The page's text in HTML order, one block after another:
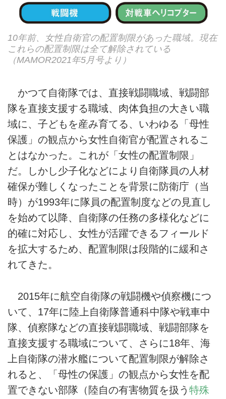
10年前、女性自衛官の配置制限があった職域。現在
これらの配置制限は全て解除されている
（MAMOR2021年5月号より）
かつて自衛隊では、直接戦闘職域、戦闘部
隊を直接支援する職域、肉体負担の大きい職
域に、子どもを産み育てる、いわゆる「母性
保護」の観点から女性自衛官が配置されるこ
とはなかった。これが「女性の配置制限」
だ。しかし少子化などにより自衛隊員の人材
確保が難しくなったことを背景に防衛庁（当
時）が1993年に隊員の配置制度などの見直し
を始めて以降、自衛隊の任務の多様化などに
的確に対応し、女性が活躍できるフィールド
を拡大するため、配置制限は段階的に緩和さ
れてきた。
2015年に航空自衛隊の戦闘機や偵察機につ
いて、17年に陸上自衛隊普通科中隊や戦車中
隊、偵察隊などの直接戦闘職域、戦闘部隊を
直接支援する職域について、さらに18年、海
上自衛隊の潜水艦について配置制限が解除さ
れると、「母性の保護」の観点から女性を配
置できない部隊（陸自の有害物質を扱う 特殊